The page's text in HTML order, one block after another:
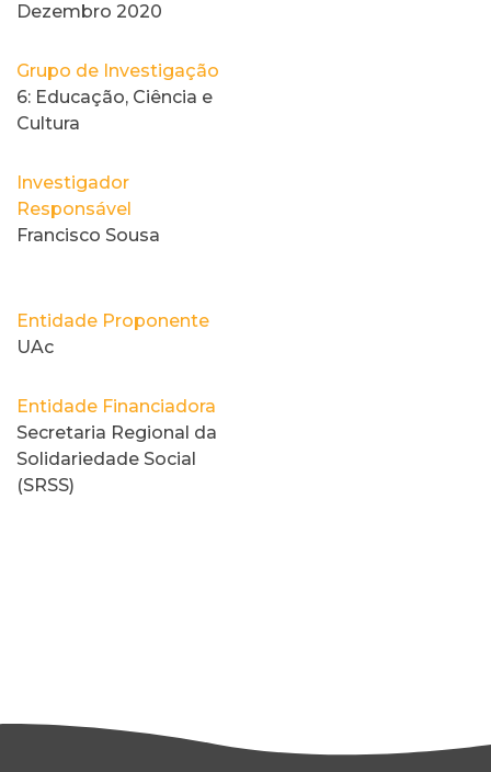
Dezembro 2020
Grupo de Investigação
6: Educação, Ciência e
Cultura
Investigador
Responsável
Francisco Sousa
Entidade Proponente
UAc
Entidade Financiadora
Secretaria Regional da
Solidariedade Social
(SRSS)